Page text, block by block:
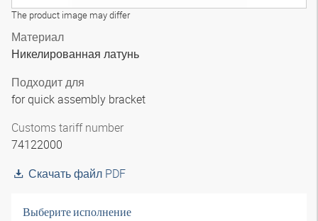
The product image may differ
Материал
Никелированная латунь
Подходит для
for quick assembly bracket
Customs tariff number
74122000
Скачать файл PDF
Выберите исполнение